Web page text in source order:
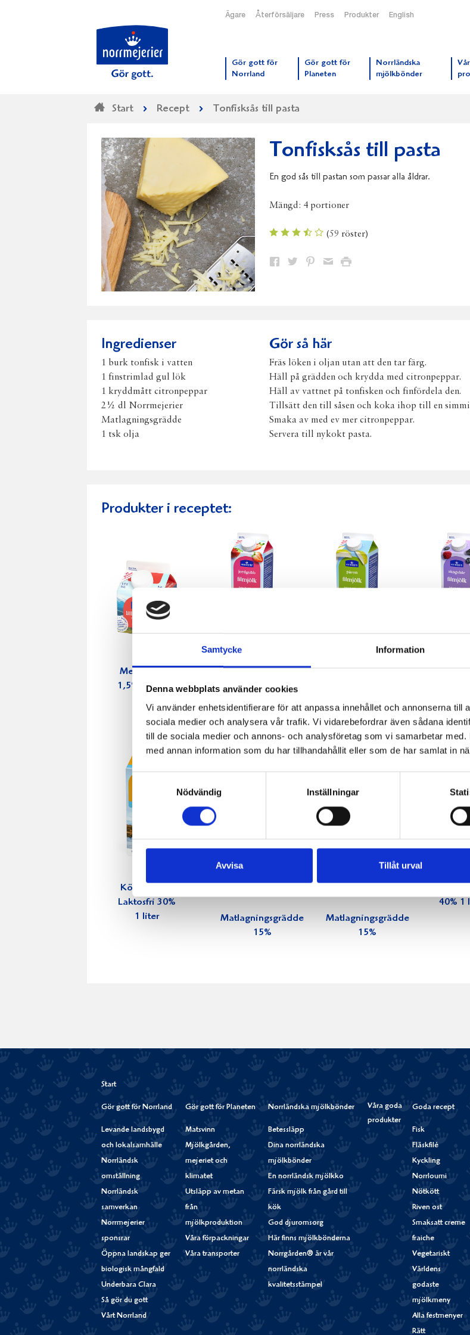
Samtycke Information
Denna webbplats använder cookies
Vi använder enhetsidentifierare för att anpassa innehållet och annonserna till
sociala medier och analysera vår trafik. Vi vidarebefordrar även sådana
till de sociala medier och annons- och analysföretag som vi samarbetar
med annan information som du har tillhandahållit eller som de har samlat in
Samtyckesval
Nödvändig
Inställningar
Avvisa Tillåt urval
Ägare Återförsäljare Press Produkter English
Gör gott för
Norrland
Gör gott för
Planeten
Norrländska
mjölkbönder
Start Recept Tonfisksås till pasta
Tonfisksås till pasta
En god sås till pastan som passar alla åldrar.
Mängd: 4 portioner
(59 röster)
Dela Dela Dela DelaSkriv
Ingredienser
1 burk tonfisk i vatten
1 finstrimlad gul lök
1 kryddmått citronpeppar
2½ dl Norrmejerier
Matlagningsgrädde
1 tsk olja
Gör så här
Fräs löken i oljan utan att den tar färg.
Häll på grädden och krydda med citronpeppar.
Häll av vattnet på tonfisken och finfördela den.
Tillsätt den till såsen och koka ihop till en
Smaka av med ev mer citronpeppar.
Servera till nykokt pasta.
Produkter i receptet:
Mellanmjölk
1,5% laktosfri
2,7% 1000g
Köksgrädde
Laktosfri 30%
1 liter
Matlagningsgrädde
15%
Matlagningsgrädde
15%
40% 1
Start
Gör gott för Norrland
Levande landsbygd
och lokalsamhälle
Norrländsk
omställning
Norrländsk
samverkan
Norrmejerier
sponsrar
Öppna landskap ger
biologisk mångfald
Underbara Clara
Så gör du gott
Vårt Norrland
Gör gott för Planeten
Matsvinn
Mjölkgården,
mejeriet och
klimatet
Utsläpp av metan
från
mjölkproduktion
Våra förpackningar
Våra transporter
Norrländska mjölkbönder
Betessläpp
Dina norrländska
mjölkbönder
En norrländsk mjölkko
Färsk mjölk från gård till
kök
God djuromsorg
Här finns mjölkbönderna
Norrgården® är vår
norrländska
kvalitetsstämpel
Våra goda
produkter
Goda recept
Fisk
Fläskfilé
Kyckling
Norrloumi
Nötkött
Riven ost
Smaksatt creme
fraiche
Vegetariskt
Världens
godaste
mjölkmeny
Alla festmenyer
Rätt